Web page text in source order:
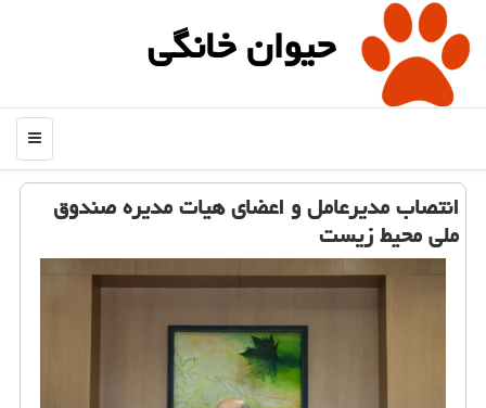
حیوان خانگی
منو
انتصاب مدیرعامل و اعضای هیات مدیره صندوق
ملی محیط زیست